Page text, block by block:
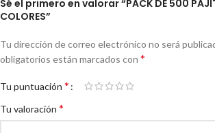
Sé el primero en valorar “PACK DE 500
COLORES”
Tu dirección de correo electrónico no será
obligatorios están marcados con *
Tu puntuación *
Tu valoración *